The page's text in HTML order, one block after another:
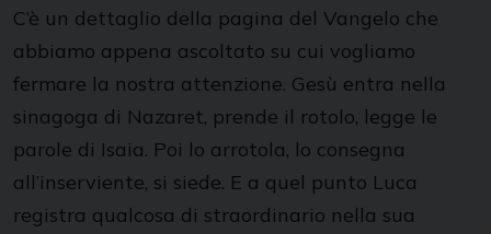
C’è un dettaglio della pagina del Vangelo che
abbiamo appena ascoltato su cui vogliamo
fermare la nostra attenzione. Gesù entra nella
sinagoga di Nazaret, prende il rotolo, legge le
parole di Isaia. Poi lo arrotola, lo consegna
all’inserviente, si siede. E a quel punto Luca
registra qualcosa di straordinario nella sua